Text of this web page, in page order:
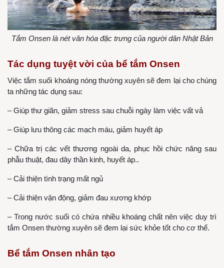
Tắm Onsen là nét văn hóa đặc trưng của người dân Nhật Bản
Tác dụng tuyệt vời của bể tắm Onsen
Việc tắm suối khoáng nóng thường xuyên sẽ đem lại cho chúng
ta những tác dụng sau:
– Giúp thư giãn, giảm stress sau chuỗi ngày làm việc vất vả
– Giúp lưu thông các mạch máu, giảm huyết áp
– Chữa trị các vết thương ngoài da, phục hồi chức năng sau
phẫu thuật, đau dây thần kinh, huyết áp..
– Cải thiện tình trạng mất ngủ
– Cải thiện vận động, giảm đau xương khớp
– Trong nước suối có chứa nhiều khoáng chất nên việc duy trì
tắm Onsen thường xuyên sẽ đem lại sức khỏe tốt cho cơ thể.
Bể tắm Onsen nhân tạo